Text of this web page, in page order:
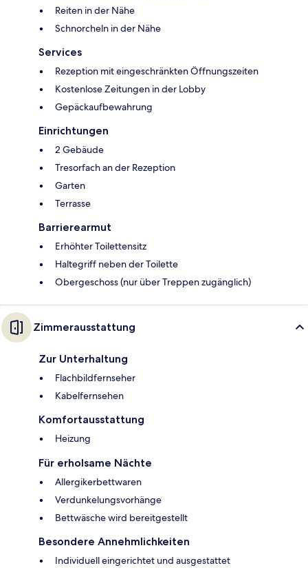
Reiten in der Nähe
Schnorcheln in der Nähe
Services
Rezeption mit eingeschränkten Öffnungszeiten
Kostenlose Zeitungen in der Lobby
Gepäckaufbewahrung
Einrichtungen
2 Gebäude
Tresorfach an der Rezeption
Garten
Terrasse
Barrierearmut
Erhöhter Toilettensitz
Haltegriff neben der Toilette
Obergeschoss (nur über Treppen zugänglich)
Zimmerausstattung
Zur Unterhaltung
Flachbildfernseher
Kabelfernsehen
Komfortausstattung
Heizung
Für erholsame Nächte
Allergikerbettwaren
Verdunkelungsvorhänge
Bettwäsche wird bereitgestellt
Besondere Annehmlichkeiten
Individuell eingerichtet und ausgestattet